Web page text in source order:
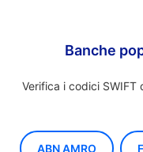
Banche
Verifica i codici
ABN AMRO